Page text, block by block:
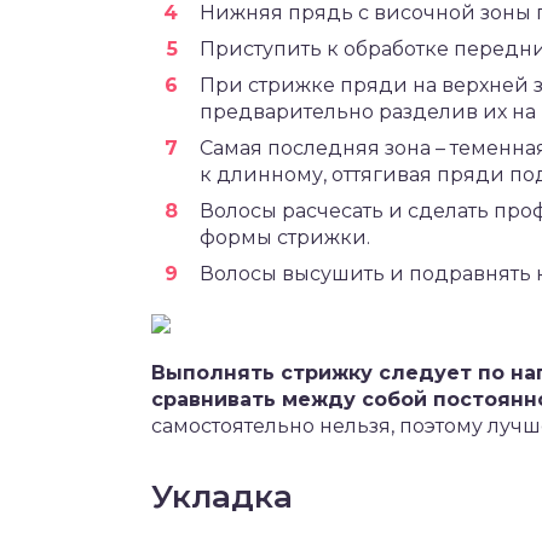
Нижняя прядь с височной зоны
Приступить к обработке
При стрижке пряди на верхней
предварительно разделив их
Самая последняя зона –
к длинному, оттягивая пряди
Волосы расчесать и сделать
формы стрижки.
Волосы высушить и подравнять
Выполнять стрижку следует по
сравнивать между собой
самостоятельно нельзя, поэтому
Укладка